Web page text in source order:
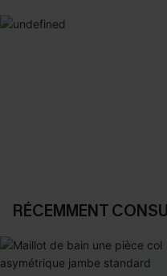
RÉCEMMENT